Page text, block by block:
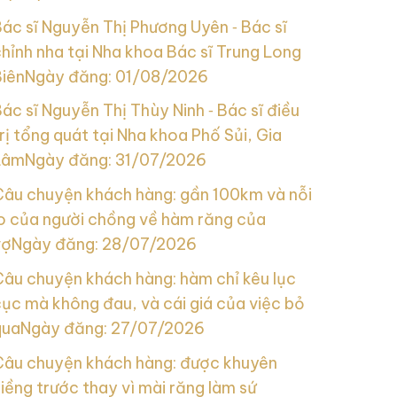
sĩ Nguyễn Thị Phương Uyên ‑ Bác sĩ
nha tại Nha khoa Bác sĩ Trung Long
Ngày đăng: 01/08/2026
sĩ Nguyễn Thị Thùy Ninh ‑ Bác sĩ điều
tổng quát tại Nha khoa Phố Sủi, Gia
Ngày đăng: 31/07/2026
chuyện khách hàng: gần 100km và nỗi
của người chồng về hàm răng của
Ngày đăng: 28/07/2026
chuyện khách hàng: hàm chỉ kêu lục
mà không đau, và cái giá của việc bỏ
Ngày đăng: 27/07/2026
chuyện khách hàng: được khuyên
trước thay vì mài răng làm sứ